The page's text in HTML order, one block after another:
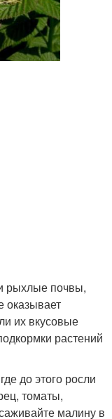
рыхлые почвы,
оказывает
их вкусовые
растений
до этого росли
томаты,
малину в